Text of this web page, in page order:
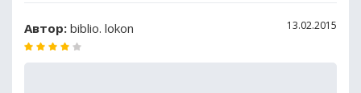
Автор: biblio. lokon 13.02.2015